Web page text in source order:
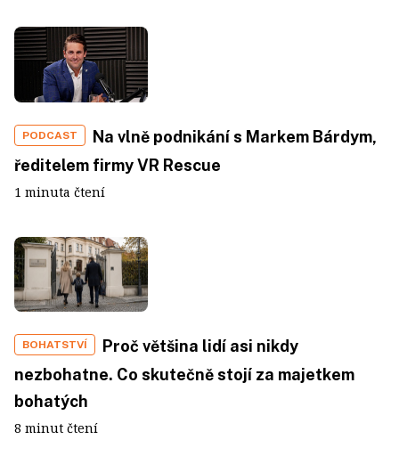
PODCAST
Na vlně podnikání s Markem Bárdym,
ředitelem firmy VR Rescue
1 minuta čtení
BOHATSTVÍ
Proč většina lidí asi nikdy
nezbohatne. Co skutečně stojí za majetkem
bohatých
8 minut čtení